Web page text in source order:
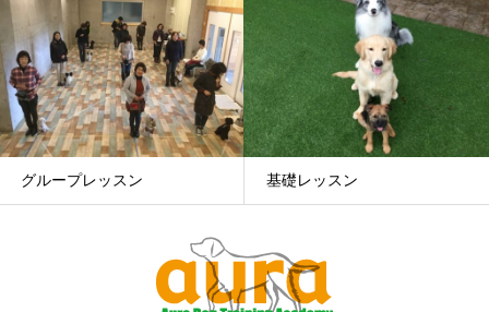
基礎レッスン パピーパーティー